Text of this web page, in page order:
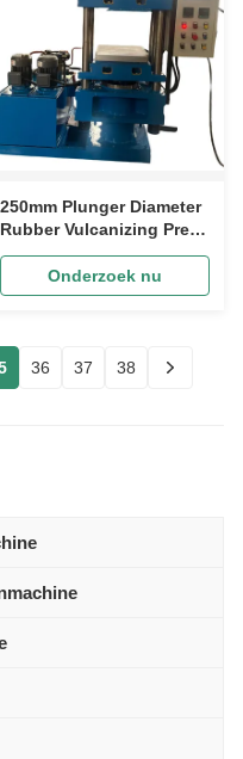
250mm Plunger Diameter
Rubber Vulcanizing Press
Machine with Manual
Operation and 57.6kw×2
Heating Power
Onderzoek nu
36 37 38